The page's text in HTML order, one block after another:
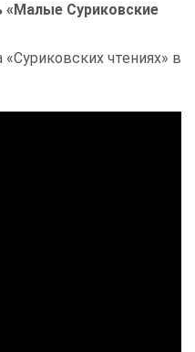
«Малые Суриковские
чтениях» в